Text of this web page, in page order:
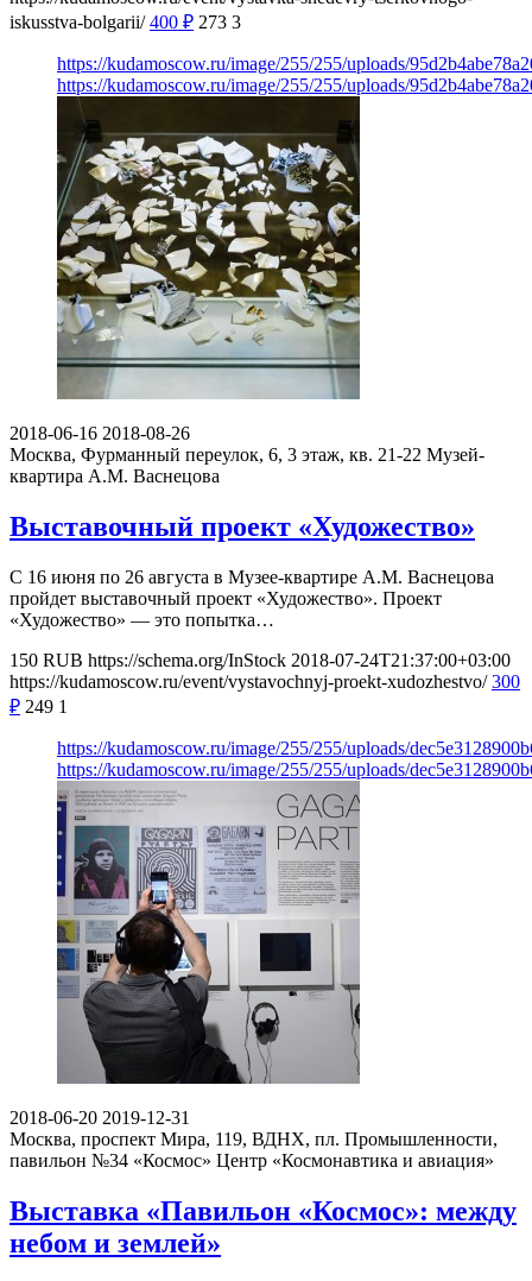
iskusstva-bolgarii/ 400 ₽ 273 3
https://kudamoscow.ru/image/255/255/uploads/
https://kudamoscow.ru/image/255/255/uploads/
2018-06-16 2018-08-26
Москва, Фурманный переулок, 6, 3 этаж, кв. 21-22 Музей-
квартира А.М. Васнецова
Выставочный проект «Художество»
С 16 июня по 26 августа в Музее-квартире А.М. Васнецова
пройдет выставочный проект «Художество». Проект
«Художество» — это попытка…
150 RUB https://schema.org/InStock 2018-07-24T21:37:00+03:00
https://kudamoscow.ru/event/vystavochnyj-proekt-xudozhestvo/ 300
₽ 249 1
https://kudamoscow.ru/image/255/255/uploads/
https://kudamoscow.ru/image/255/255/uploads/
2018-06-20 2019-12-31
Москва, проспект Мира, 119, ВДНХ, пл. Промышленности,
павильон №34 «Космос» Центр «Космонавтика и авиация»
Выставка «Павильон «Космос»: между
небом и землей»